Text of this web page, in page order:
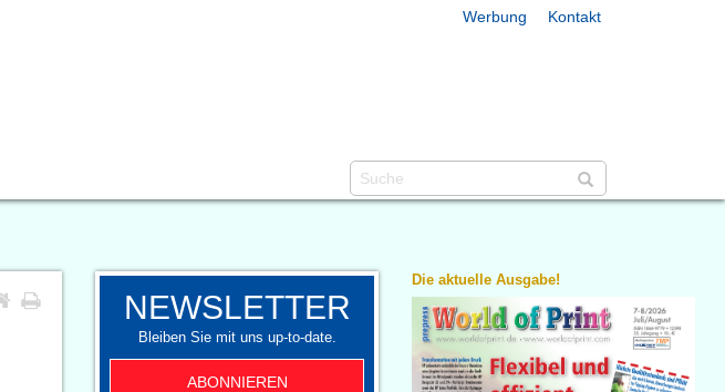
Werbung Kontakt
NEWSLETTER
Bleiben Sie mit uns up-to-date.
ABONNIEREN
Die aktuelle Ausgabe!